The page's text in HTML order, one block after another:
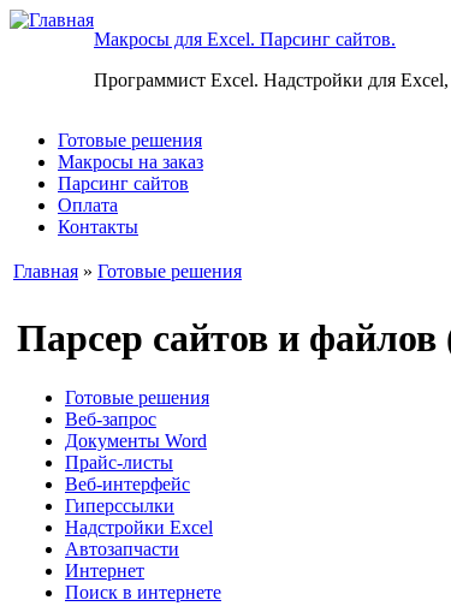
Макросы для Excel. Парсинг сайтов.
Программист Excel. Надстройки для
Готовые решения
Макросы на заказ
Парсинг сайтов
Оплата
Контакты
Главная » Готовые решения
Парсер сайтов и
Готовые решения
Веб-запрос
Документы Word
Прайс-листы
Веб-интерфейс
Гиперссылки
Надстройки Excel
Автозапчасти
Интернет
Поиск в интернете